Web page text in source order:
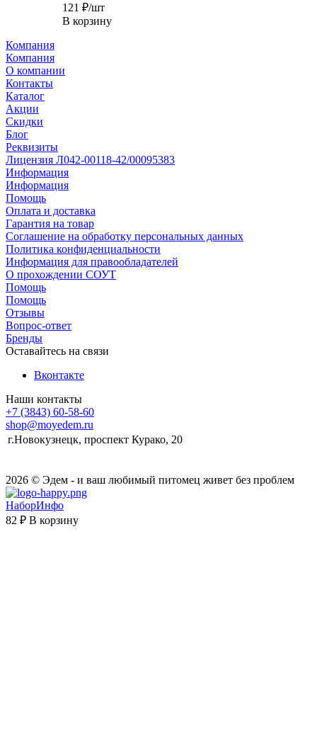
121 ₽/шт
В корзину
Компания
Компания
О компании
Контакты
Каталог
Акции
Скидки
Блог
Реквизиты
Лицензия Л042-00118-42/00095383
Информация
Информация
Помощь
Оплата и доставка
Гарантия на товар
Соглашение на обработку персональных данных
Политика конфиденциальности
Информация для правообладателей
О прохождении СОУТ
Помощь
Помощь
Отзывы
Вопрос-ответ
Бренды
Оставайтесь на связи
Вконтакте
Наши контакты
+7 (3843) 60-58-60
shop@moyedem.ru
г.Новокузнецк, проспект Курако, 20
2026 © Эдем - и ваш любимый питомец живет без проблем
НаборИнфо
82 ₽ В корзину